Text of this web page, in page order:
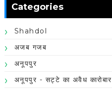
Categories
Shahdol
अजब गजब
अनूपपुर
अनूपपुर - सट्टे का अवैध कारोबार